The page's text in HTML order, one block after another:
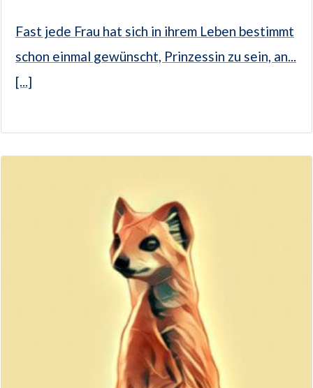
Fast jede Frau hat sich in ihrem Leben bestimmt
schon einmal gewünscht, Prinzessin zu sein, an...
[...]